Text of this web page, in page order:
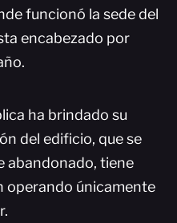
funcionó la sede del
encabezado por
ha brindado su
del edificio, que se
abandonado, tiene
operando únicamente